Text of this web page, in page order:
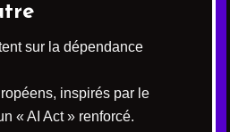
sur la dépendance
inspirés par le
« AI Act » renforcé.